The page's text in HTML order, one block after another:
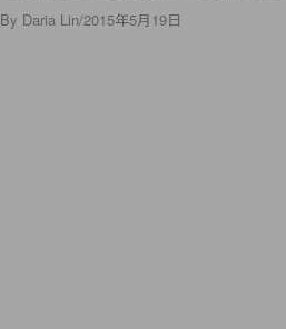
By Daria Lin/2015年5月19日